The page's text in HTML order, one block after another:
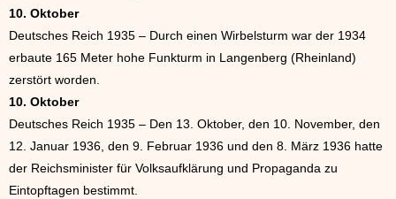
10. Oktober
Deutsches Reich 1935 – Durch einen Wirbelsturm war der 1934
erbaute 165 Meter hohe Funkturm in Langenberg (Rheinland)
zerstört worden.
10. Oktober
Deutsches Reich 1935 – Den 13. Oktober, den 10. November, den
12. Januar 1936, den 9. Februar 1936 und den 8. März 1936 hatte
der Reichsminister für Volksaufklärung und Propaganda zu
Eintopftagen bestimmt.